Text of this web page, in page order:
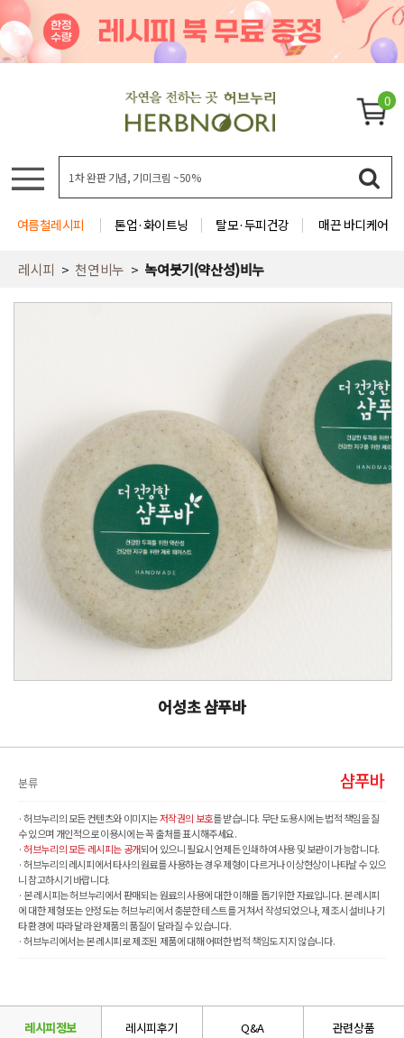
0
여름철레시피 톤업·화이트닝 탈모·두피건강 매끈 바디케어
레시피 천연비누 녹여붓기(약산성)비누
어성초 샴푸바
분류 샴푸바
· 허브누리의 모든 컨텐츠와 이미지는저작권의 보호를 받습니다. 무단 도용시에는 법적 책임을 질
수 있으며 개인적으로 이용시에는 꼭 출처를 표시해주세요.
·허브누리의 모든 레시피는 공개되어 있으니 필요시 언제든 인쇄하여 사용 및 보관이 가능합니다.
· 허브누리의 레시피에서 타사의 원료를 사용하는 경우 제형이 다르거나 이상현상이 나타날 수 있으
니 참고하시기 바랍니다.
· 본 레시피는 허브누리에서 판매되는 원료의 사용에 대한 이해를 돕기위한 자료입니다. 본 레시피
에 대한 제형 또는 안정도는 허브누리에서 충분한 테스트를 거쳐서 작성되었으나, 제조시 설비나 기
타 환경에 따라 달라 완제품의 품질이 달라질 수 있습니다.
· 허브누리에서는 본 레시피로 제조된 제품에 대해 어떠한 법적 책임도 지지 않습니다.
레시피정보 레시피후기 Q&A 관련상품